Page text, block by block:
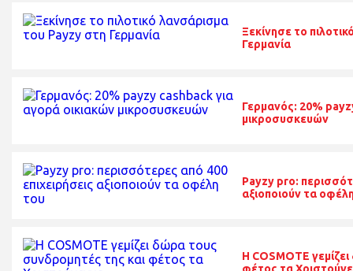
Ξεκίνησε το
Γερμανία
Γερμανός: 20%
μικροσυσκευών
Payzy pro:
αξιοποιούν τα
Η COSMOTE